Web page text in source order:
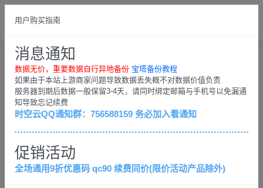
总览
SHOPPING CART
用户购买指南
消息通知
数据无价，重要数据自行异地备份 宝塔备份教程
如果由于本站上游商家问题导致数据丢失概不对数据价值负责
服务器到期后数据一般保留3-4天，请同时绑定邮箱与手机号以免漏通
知导致忘记续费
时空云QQ通知群：756588159 务必加入看通知
促销活动
全场通用9折优惠码 qc90 续费同价(限价活动产品除外)
产品选购
数据无价，重要数据自行异地备份；客户QQ群：
756588159，务必加入看通知
查看退款条例 查看各服务器介绍（必看）